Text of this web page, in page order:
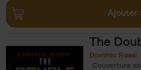
Ajouter
The
Dominic Rossi
Couverture